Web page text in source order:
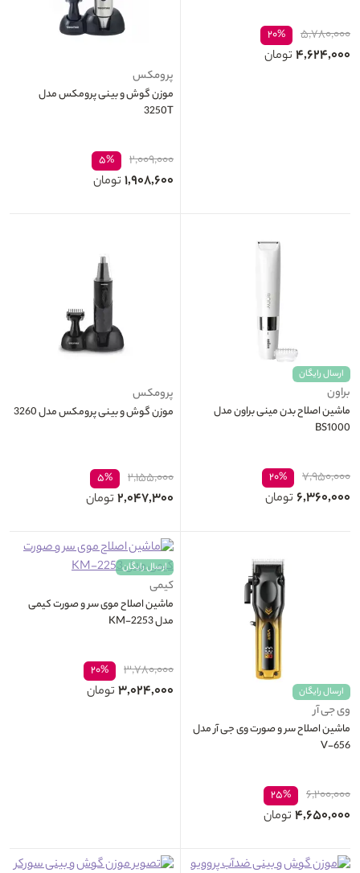
۵,۷۸۰,۰۰۰ ۲۰%
۴,۶۲۴,۰۰۰ تومان
پرومکس
موزن گوش و بینی پرومکس مدل
3250T
۲,۰۰۹,۰۰۰ ۵%
۱,۹۰۸,۶۰۰ تومان
ارسال رایگان
براون
ماشین اصلاح بدن مینی براون مدل
BS1000
۷,۹۵۰,۰۰۰ ۲۰%
۶,۳۶۰,۰۰۰ تومان
پرومکس
موزن گوش و بینی پرومکس مدل 3260
۲,۱۵۵,۰۰۰ ۵%
۲,۰۴۷,۳۰۰ تومان
ارسال رایگان
وی جی آر
ماشین اصلاح سر و صورت وی جی آر مدل
V-656
۶,۲۰۰,۰۰۰ ۲۵%
۴,۶۵۰,۰۰۰ تومان
ارسال رایگان
کیمی
ماشین اصلاح موی سر و صورت کیمی
مدل KM-2253
۳,۷۸۰,۰۰۰ ۲۰%
۳,۰۲۴,۰۰۰ تومان